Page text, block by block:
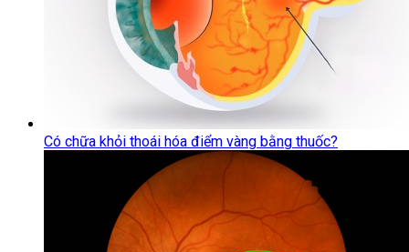
Có chữa khỏi thoái hóa điểm vàng bằng thuốc?